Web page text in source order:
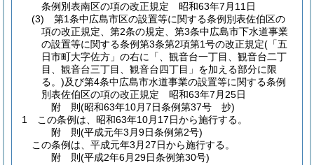
条例別表南区の項の改正規定 昭和63年7月11日
(3)
第1条中広島市区の設置等に関する条例別表佐伯区の
項の改正規定、第2条の規定、第3条中広島市下水道事業
の設置等に関する条例第3条第2項第1号の改正規定(「五
日市町大字佐方」の右に「、観音台一丁目、観音台二丁
目、観音台三丁目、観音台四丁目」を加える部分に限
る。)及び第4条中広島市水道事業の設置等に関する条例
別表佐伯区の項の改正規定 昭和63年7月25日
附 則(昭和63年10月7日条例第37号 抄)
1
この条例は、昭和63年10月17日から施行する。
附 則(平成元年3月9日条例第2号)
この条例は、平成元年3月27日から施行する。
附 則(平成2年6月29日条例第30号)